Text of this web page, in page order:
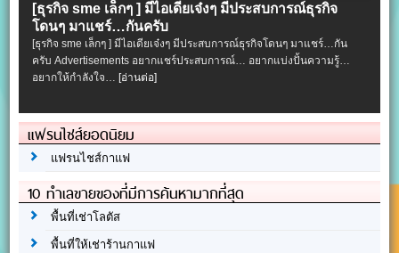
[ธุรกิจ sme เล็กๆ ] มีไอเดียเจ๋งๆ มีประสบการณ์ธุรกิจ
โดนๆ มาแชร์…กันครับ
[ธุรกิจ sme เล็กๆ ] มีไอเดียเจ๋งๆ มีประสบการณ์ธุรกิจโดนๆ มาแชร์…กัน
ครับ Advertisements อยากแชร์ประสบการณ์… อยากแบ่งปั้นความรู้…
อยากให้กำลังใจ… [อ่านต่อ]
แฟรนไชส์ยอดนิยม
แฟรนไชส์กาแฟ
10 ทำเลขายของที่มีการค้นหามากที่สุด
พื้นที่เช่าโลตัส
พื้นที่ให้เช่าร้านกาแฟ